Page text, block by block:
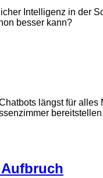
Intelligenz in der
besser kann?
längst für